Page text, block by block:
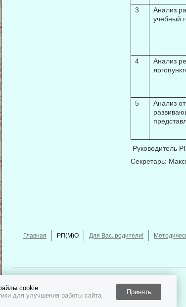
cookie
для улучшения работы сайта
Принять
3
Анализ
учебный
4
Анализ
5
Анализ
Руководитель
Секретарь:
Главная РП(М)О Для Вас, родители!
Политика конфиденциальности